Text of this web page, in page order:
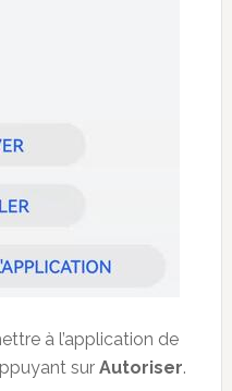
à l’application de
sur Autoriser.